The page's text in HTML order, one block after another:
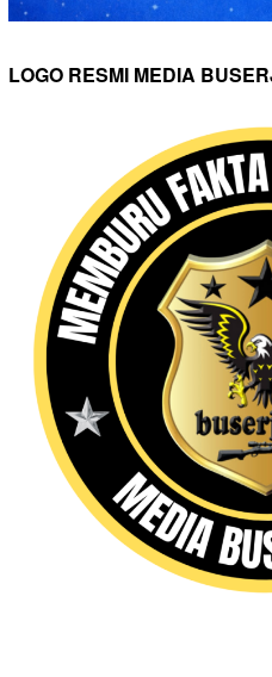
LOGO RESMI MEDIA